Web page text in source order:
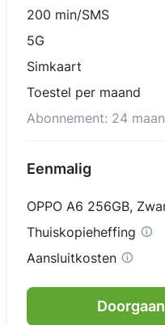
200 min/SMS
5G
Simkaart
Toestel per maand
Abonnement: 24
Eenmalig
OPPO A6 256GB,
Thuiskopieheffing
Aansluitkosten